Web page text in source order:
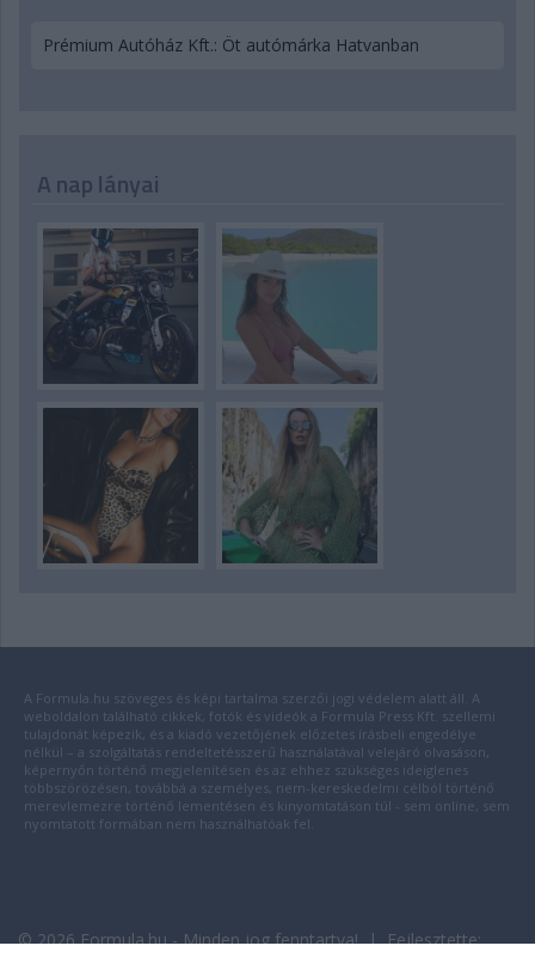
Prémium Autóház Kft.: Öt autómárka Hatvanban
A nap lányai
A Formula.hu szöveges és képi tartalma szerzői jogi védelem alatt áll. A
weboldalon található cikkek, fotók és videók a Formula Press Kft. szellemi
tulajdonát képezik, és a kiadó vezetőjének előzetes írásbeli engedélye
nélkül – a szolgáltatás rendeltetésszerű használatával velejáró olvasáson,
képernyőn történő megjelenítésen és az ehhez szükséges ideiglenes
többszörözésen, továbbá a személyes, nem-kereskedelmi célból történő
merevlemezre történő lementésen és kinyomtatáson túl - sem online, sem
nyomtatott formában nem használhatóak fel.
© 2026 Formula.hu - Minden jog fenntartva! | Fejlesztette: